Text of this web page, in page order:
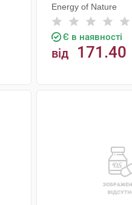
Energy of Nature
Є в наявності
від 171.40